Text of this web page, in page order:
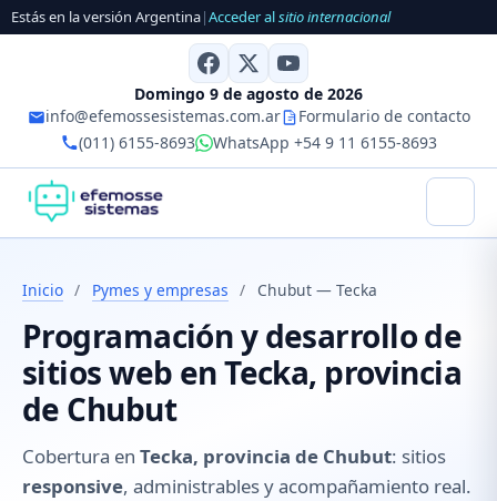
Estás en la versión Argentina|Acceder alsitio internacional
Domingo 9 de agosto de 2026
info@efemossesistemas.com.ar
Formulario de contacto
(011) 6155-8693
WhatsApp +54 9 11 6155-8693
Inicio / Pymes y empresas / Chubut — Tecka
Programación y desarrollo de
sitios web en Tecka, provincia
de Chubut
Cobertura en Tecka, provincia de Chubut: sitios
responsive, administrables y acompañamiento real.